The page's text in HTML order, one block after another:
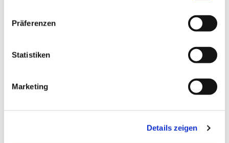
Präferenzen
Statistiken
Marketing
Details zeigen